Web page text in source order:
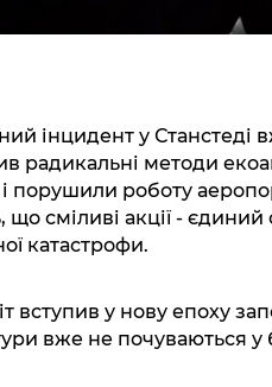
інцидент у Станстеді
радикальні методи
і порушили роботу
що сміливі акції -
катастрофи.
вступив у нову епоху
вже не почуваються у